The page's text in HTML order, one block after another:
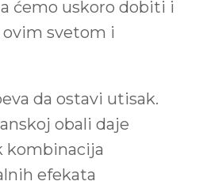
ćemo uskoro dobiti i
ovim svetom i
da ostavi utisak.
obali daje
kombinacija
efekata